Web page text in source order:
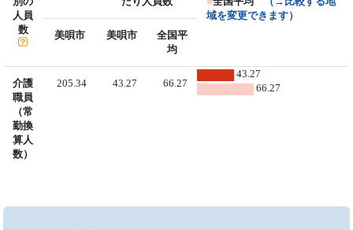
人員
数
域を変更できます）
美唄市
美唄市
全国平
均
介護
職員
（常
勤換
算人
数）
205.34 43.27 66.27
43.27
66.27